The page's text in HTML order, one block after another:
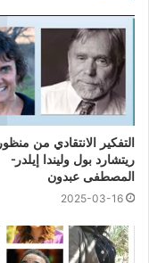
التفكير الانتقادي من منظور
ريتشارد بول وليندا إيلدر-
المصطفى عبدون
2025-03-16